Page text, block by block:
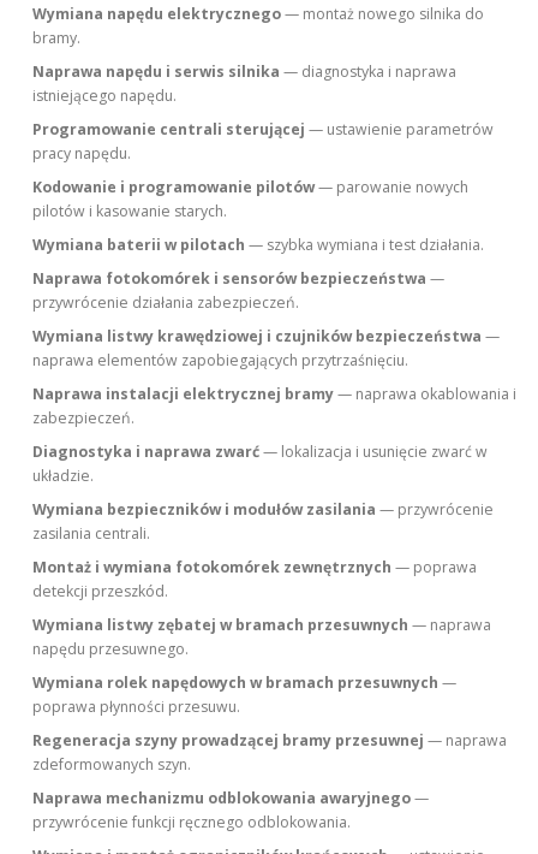
Wymiana napędu elektrycznego— montaż nowego silnika do
bramy.
Naprawa napędu i serwis silnika — diagnostyka i naprawa
istniejącego napędu.
Programowanie centrali sterującej — ustawienie parametrów
pracy napędu.
Kodowanie i programowanie pilotów— parowanie nowych
pilotów i kasowanie starych.
Wymiana baterii w pilotach — szybka wymiana i test działania.
Naprawa fotokomórek i sensorów bezpieczeństwa —
przywrócenie działania zabezpieczeń.
Wymiana listwy krawędziowej i czujników bezpieczeństwa —
naprawa elementów zapobiegających przytrzaśnięciu.
Naprawa instalacji elektrycznej bramy— naprawa okablowania i
zabezpieczeń.
Diagnostyka i naprawa zwarć— lokalizacja i usunięcie zwarć w
układzie.
Wymiana bezpieczników i modułów zasilania — przywrócenie
zasilania centrali.
Montaż i wymiana fotokomórek zewnętrznych — poprawa
detekcji przeszkód.
Wymiana listwy zębatej w bramach przesuwnych — naprawa
napędu przesuwnego.
Wymiana rolek napędowych w bramach przesuwnych —
poprawa płynności przesuwu.
Regeneracja szyny prowadzącej bramy przesuwnej — naprawa
zdeformowanych szyn.
Naprawa mechanizmu odblokowania awaryjnego—
przywrócenie funkcji ręcznego odblokowania.